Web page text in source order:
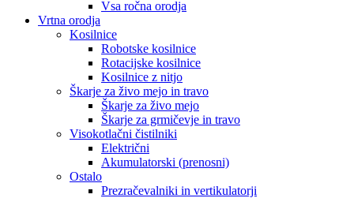
Vsa ročna orodja
Vrtna orodja
Kosilnice
Robotske kosilnice
Rotacijske kosilnice
Kosilnice z nitjo
Škarje za živo mejo in travo
Škarje za živo mejo
Škarje za grmičevje in travo
Visokotlačni čistilniki
Električni
Akumulatorski (prenosni)
Ostalo
Prezračevalniki in vertikulatorji